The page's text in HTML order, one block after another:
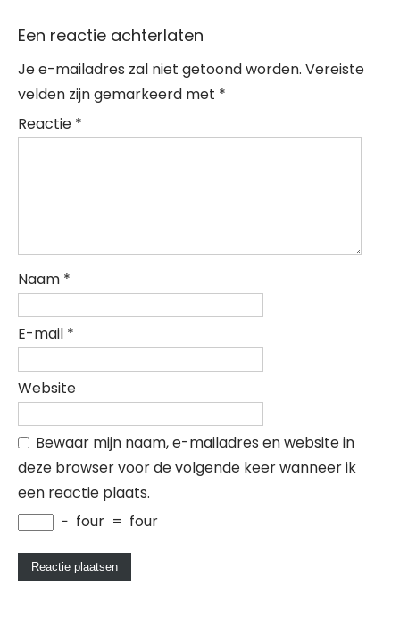
Een reactie achterlaten
Je e-mailadres zal niet getoond worden. Vereiste
velden zijn gemarkeerd met *
Reactie *
Naam *
E-mail *
Website
Bewaar mijn naam, e-mailadres en website in
deze browser voor de volgende keer wanneer ik
een reactie plaats.
− four = four